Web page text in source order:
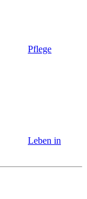
Pflege
Leben in